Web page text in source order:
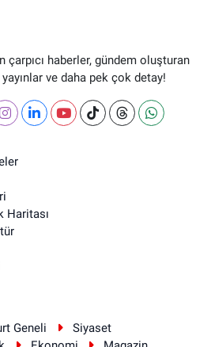
çarpıcı haberler, gündem oluşturan
yayınlar ve daha pek çok detay!
Haritası
Geneli
Siyaset